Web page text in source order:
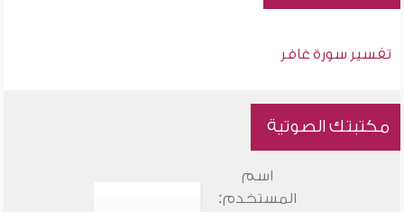
تفسير سورة غافر
مكتبتك الصوتية
اسم
المستخدم: